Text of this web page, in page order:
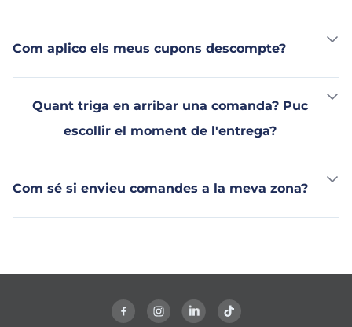
Com aplico els meus cupons descompte?
Quant triga en arribar una comanda? Puc
escollir el moment de l'entrega?
Com sé si envieu comandes a la meva zona?